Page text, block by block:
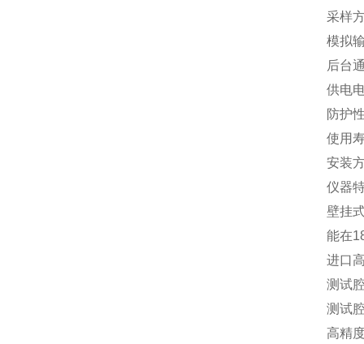
采样
模拟
后台
供电
防护
使用
安装
仪器
壁挂
能在
进口
测试
测试
高精